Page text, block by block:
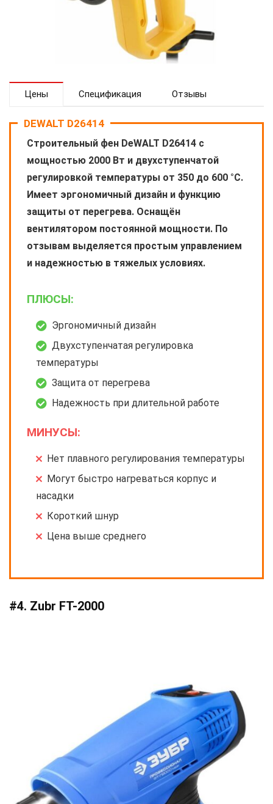
Цены Спецификация Отзывы
DEWALT D26414
Строительный фен DeWALT D26414 с
мощностью 2000 Вт и двухступенчатой
регулировкой температуры от 350 до 600 °C.
Имеет эргономичный дизайн и функцию
защиты от перегрева. Оснащён
вентилятором постоянной мощности. По
отзывам выделяется простым управлением
и надежностью в тяжелых условиях.
ПЛЮСЫ:
Эргономичный дизайн
Двухступенчатая регулировка
температуры
Защита от перегрева
Надежность при длительной работе
МИНУСЫ:
Нет плавного регулирования температуры
Могут быстро нагреваться корпус и
насадки
Короткий шнур
Цена выше среднего
#4. Zubr FT-2000